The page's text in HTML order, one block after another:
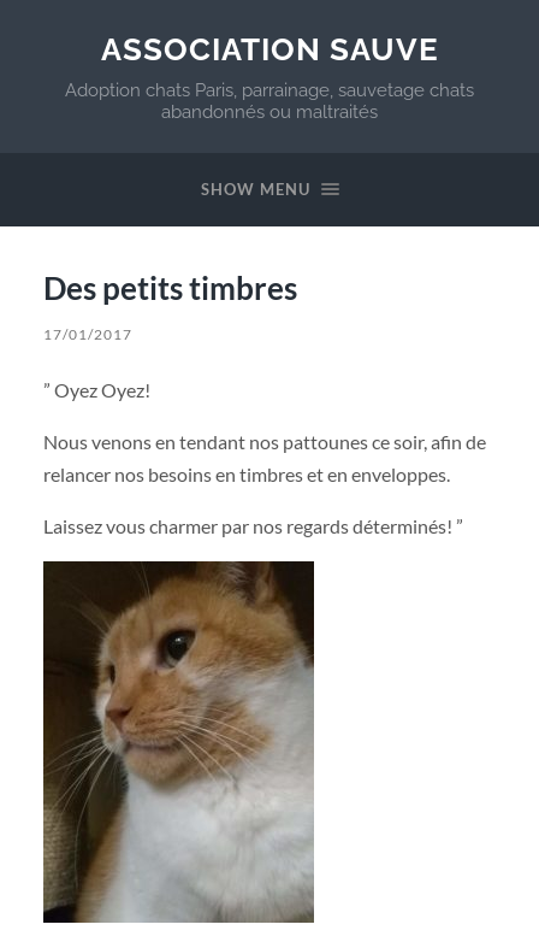
ASSOCIATION SAUVE
Adoption chats Paris, parrainage, sauvetage chats
abandonnés ou maltraités
SHOW MENU
Des petits timbres
17/01/2017
” Oyez Oyez!
Nous venons en tendant nos pattounes ce soir, afin de
relancer nos besoins en timbres et en enveloppes.
Laissez vous charmer par nos regards déterminés! ”